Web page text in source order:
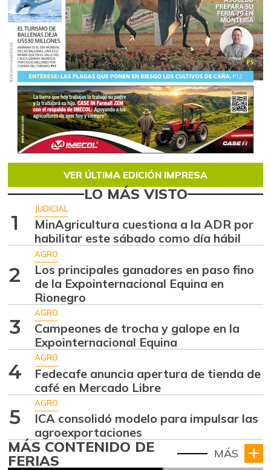
VER ÚLTIMA EDICIÓN IMPRESA
LO MÁS VISTO
1
JUDICIAL
MinAgricultura cuestiona a la ADR por
habilitar este sábado como día hábil
2
AGRO
Los principales ganadores en paso fino
de la Expointernacional Equina en
Rionegro
3
AGRO
Campeones de trocha y galope en la
Expointernacional Equina
4
AGRO
Fedecafe anuncia apertura de tienda de
café en Mercado Libre
5
AGRO
ICA consolidó modelo para impulsar las
agroexportaciones
MÁS CONTENIDO DE
FERIAS MÁS